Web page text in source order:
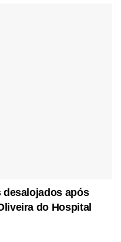
após
do Hospital